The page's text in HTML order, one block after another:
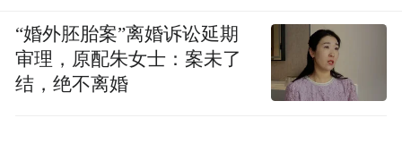
“婚外胚胎案”离婚诉讼延期
审理，原配朱女士：案未了
结，绝不离婚